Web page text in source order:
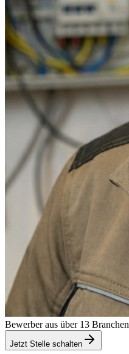
Bewerber aus über 13 Branchen
Jetzt Stelle schalten